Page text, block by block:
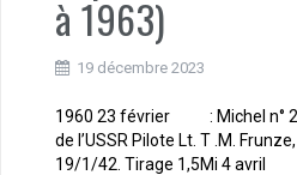
à 1963)
19 décembre 2023
1960 23 février : Michel n°
de l’USSR Pilote Lt. T .M.
19/1/42. Tirage 1,5Mi 4